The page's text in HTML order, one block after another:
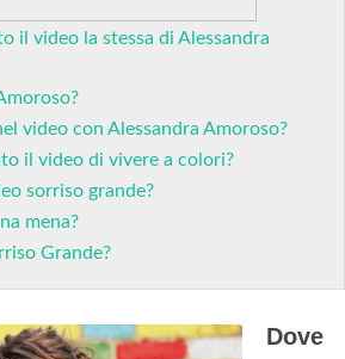
il video la stessa di Alessandra
video con Alessandra Amoroso?
il video di vivere a colori?
sorriso grande?
mena?
Grande?
Dove